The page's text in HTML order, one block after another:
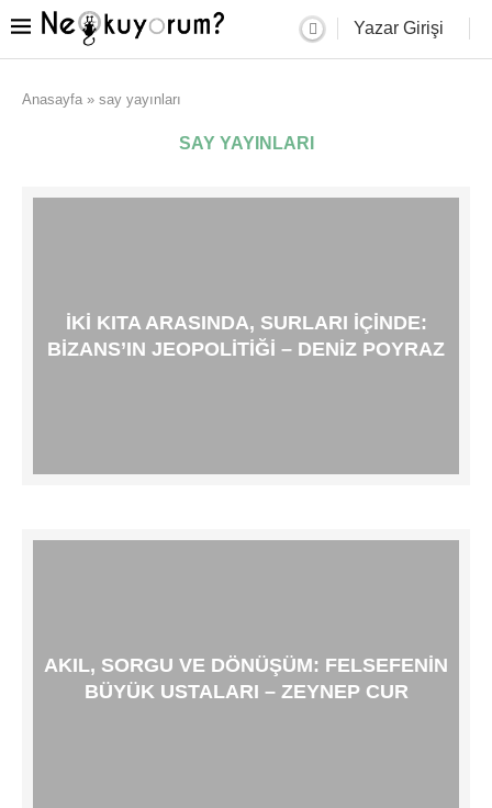
Yazar Girişi
Anasayfa » say yayınları
SAY YAYINLARI
İKI KITA ARASINDA, SURLARI İÇINDE:
BIZANS’IN JEOPOLITIĞI – DENIZ POYRAZ
AKIL, SORGU VE DÖNÜŞÜM: FELSEFENIN
BÜYÜK USTALARI – ZEYNEP CUR